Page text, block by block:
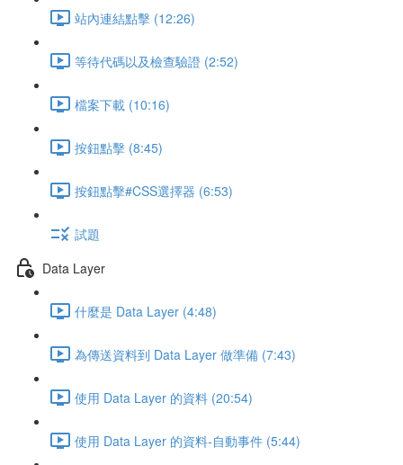
站內連結點擊 (12:26)
等待代碼以及檢查驗證 (2:52)
檔案下載 (10:16)
按鈕點擊 (8:45)
按鈕點擊#CSS選擇器 (6:53)
試題
Data Layer
什麼是 Data Layer (4:48)
為傳送資料到 Data Layer 做準備 (7:43)
使用 Data Layer 的資料 (20:54)
使用 Data Layer 的資料-自動事件 (5:44)